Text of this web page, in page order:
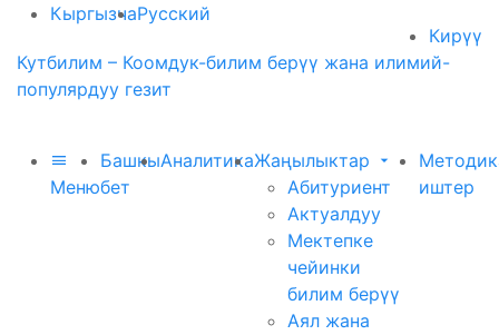
КыргызчаРусский
Кирүү
Кутбилим – Коомдук-билим берүү жана илимий-
популярдуу гезит
Меню
Башкы
бет
АналитикаЖаңылыктар
Абитуриент
Актуалдуу
Мектепке
чейинки
билим берүү
Аял жана
иштер